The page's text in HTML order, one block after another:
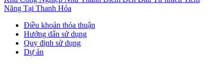
Năng Tại Thanh Hóa
Điều khoản thỏa thuận
Hướng dẩn sử dụng
Quy định sử dụng
Dự án